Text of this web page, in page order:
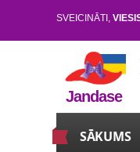
SVEICINĀTI ,
Jandase
SĀKUMS